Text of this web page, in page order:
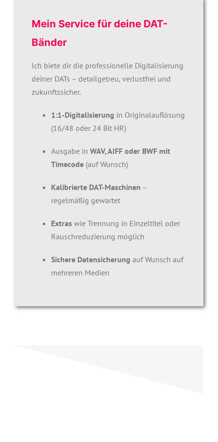
Mein Service für deine DAT-
Bänder
Ich biete dir die professionelle Digitalisierung
deiner DATs – detailgetreu, verlustfrei und
zukunftssicher.
1:1-Digitalisierung in Originalauflösung
(16/48 oder 24 Bit HR)
Ausgabe in WAV, AIFF oder BWF mit
Timecode(auf Wunsch)
Kalibrierte DAT-Maschinen –
regelmäßig gewartet
Extraswie Trennung in Einzeltitel oder
Rauschreduzierung möglich
Sichere Datensicherung auf Wunsch auf
mehreren Medien